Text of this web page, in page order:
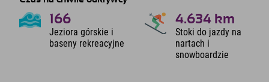
166
Jeziora górskie i
baseny rekreacyjne
4.634 km
Stoki do jazdy na
nartach i
snowboardzie